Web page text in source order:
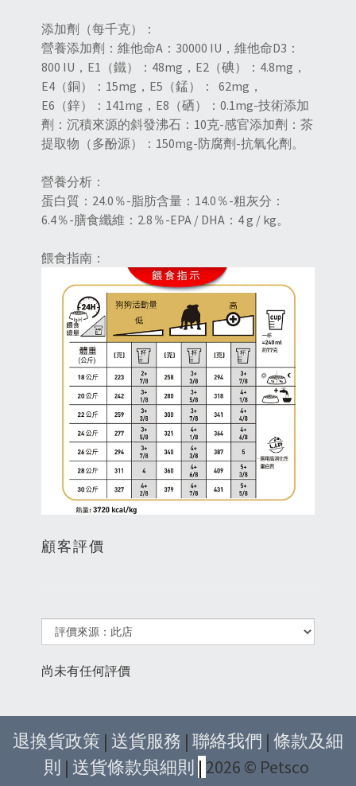
添加劑（每千克）：
營養添加劑：維他命A：30000 IU，維他命D3：
800 IU，E1（鐵）：48mg，E2（碘）：4.8mg，
E4（銅）：15mg，E5（錳）： 62mg，
E6（鋅）：141mg，E8（硒）：0.1mg-技術添加
劑：沉積來源的斜發沸石：10克-感官添加劑：茶
提取物（多酚源）：150mg-防腐劑-抗氧化劑。
營養分析：
蛋白質：24.0％-脂肪含量：14.0％-粗灰分：
6.4％-膳食纖維：2.8％-EPA / DHA：4 g / kg。
餵食指南：
顧客評價
尚未有任何評價
退換貨政策 | 送貨服務 | 聯絡我們 | 條款及細
則 | 送貨條款與細則 | 2026 © Petsco